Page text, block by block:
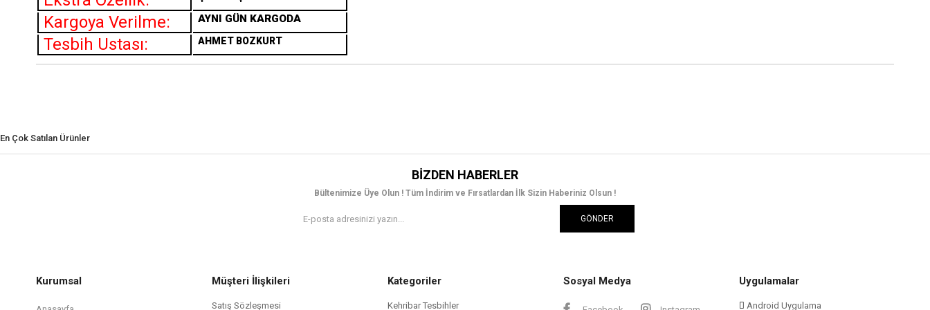
Kargoya Verilme: AYNI GÜN KARGODA
Tesbih Ustası: AHMET BOZKURT
En Çok Satılan Ürünler
BIZDEN HABERLER
Bültenimize Üye Olun ! Tüm İndirim ve Fırsatlardan İlk Sizin Haberiniz Olsun !
GÖNDER
Kurumsal Müşteri İlişkileri
Satış Sözleşmesi
Kategoriler
Kehribar Tesbihler
Sosyal Medya Uygulamalar
Android Uygulama